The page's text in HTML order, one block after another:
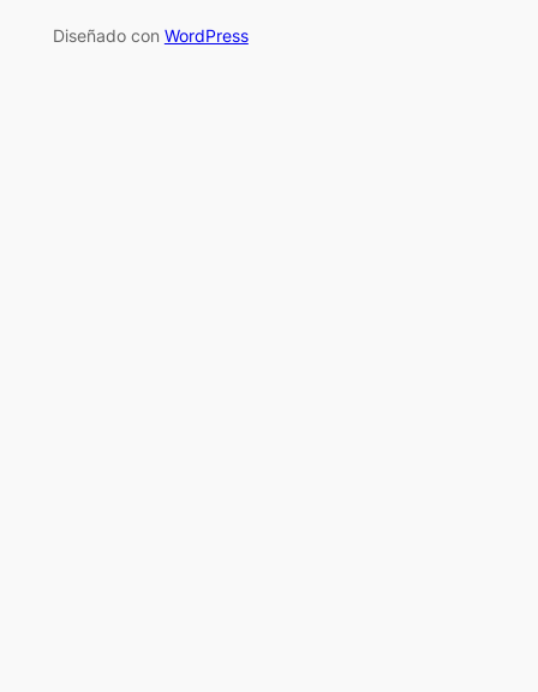
Diseñado con WordPress